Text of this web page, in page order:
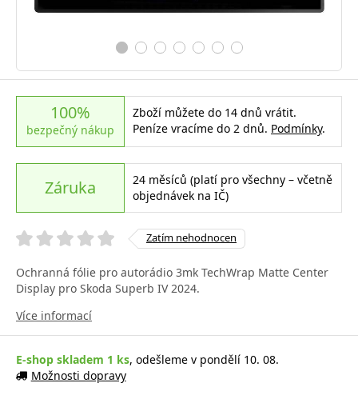
100%
bezpečný nákup
Zboží můžete do 14 dnů vrátit.
Peníze vracíme do 2 dnů. Podmínky.
Záruka
24 měsíců (platí pro všechny – včetně
objednávek na IČ)
Zatím nehodnocen
Ochranná fólie pro autorádio 3mk TechWrap Matte Center
Display pro Skoda Superb IV 2024.
Více informací
E-shop skladem 1 ks, odešleme v pondělí 10. 08.
Možnosti dopravy